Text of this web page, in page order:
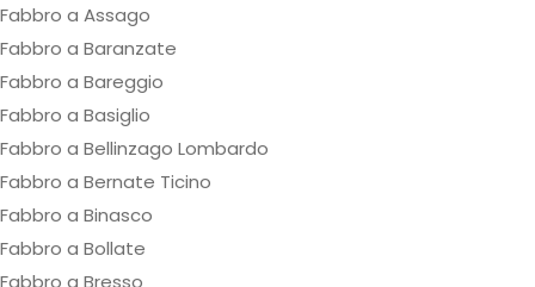
Fabbro a Assago
Fabbro a Baranzate
Fabbro a Bareggio
Fabbro a Basiglio
Fabbro a Bellinzago Lombardo
Fabbro a Bernate Ticino
Fabbro a Binasco
Fabbro a Bollate
Fabbro a Bresso